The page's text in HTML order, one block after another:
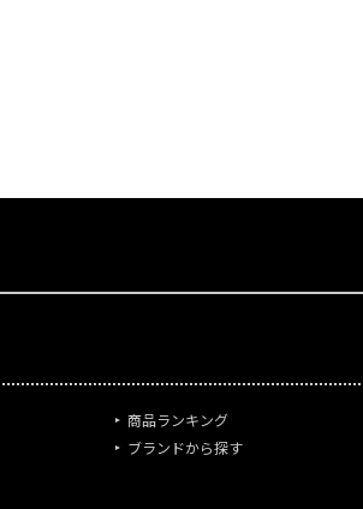
商品ランキング
ブランドから探す